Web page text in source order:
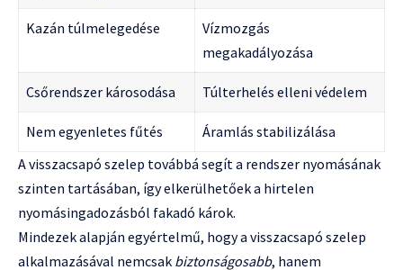
Kazán túlmelegedése
Vízmozgás
megakadályozása
Csőrendszer károsodása Túlterhelés elleni védelem
Nem egyenletes fűtés
Áramlás stabilizálása
A visszacsapó szelep továbbá segít a rendszer nyomásának
szinten tartásában, így elkerülhetőek a hirtelen
nyomásingadozásból fakadó károk.
Mindezek alapján egyértelmű, hogy a visszacsapó szelep
alkalmazásával nemcsak biztonságosabb, hanem